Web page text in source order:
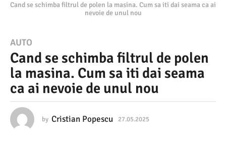
Cand se schimba filtrul de polen la masina. Cum sa iti dai seama ca ai
nevoie de unul nou
2
7
.
0
.
AUTO
Cand se schimba filtrul de polen
la masina. Cum sa iti dai seama
ca ai nevoie de unul nou
by Cristian Popescu 27.05.2025